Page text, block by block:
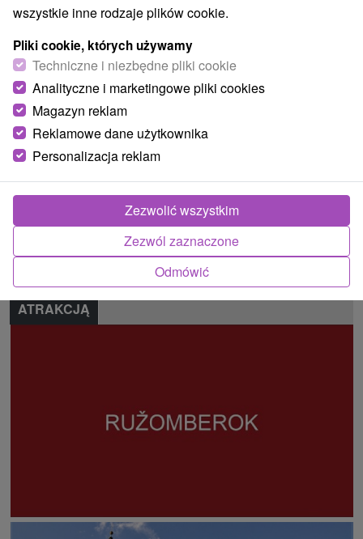
Region turystyczny
Liptov, Veľká Fatra, Severné Slovensko, Žilinský kraj,
Chočské vrchy, Malinô Brdo
Znalazłeś błąd lub chcesz polecić nam nową atrakcję
ATRAKCJĄ
wszystkie inne rodzaje plików cookie.
Pliki cookie, których używamy
Techniczne i niezbędne pliki cookie
Analityczne i marketingowe pliki cookies
Magazyn reklam
Reklamowe dane użytkownika
Personalizacja reklam
Odmówić
Zezwól zaznaczone
Zezwolić wszystkim